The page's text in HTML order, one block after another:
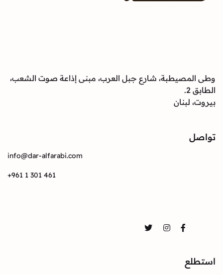
وطى المصيطبة، شارع جبل العرب، مبنى إذاعة صوت الشعب،
الطابق 2.
بيروت، لبنان
تواصل
info@dar-alfarabi.com
+961 1 301 461
Facebook
Instagram
Twitter
استطلع